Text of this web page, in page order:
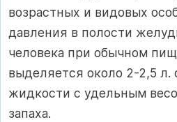
возрастных и видовых
давления в полости
человека при обычном
выделяется около 2-2,5 л.
жидкости с удельным
запаха.